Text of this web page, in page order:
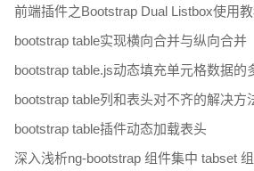
前端插件之Bootstrap Dual Listbox使用
bootstrap table实现横向合并与纵向合并
bootstrap table.js动态填充单元格数据的
bootstrap table列和表头对不齐的解决方
bootstrap table插件动态加载表头
深入浅析ng-bootstrap 组件集中 tabset